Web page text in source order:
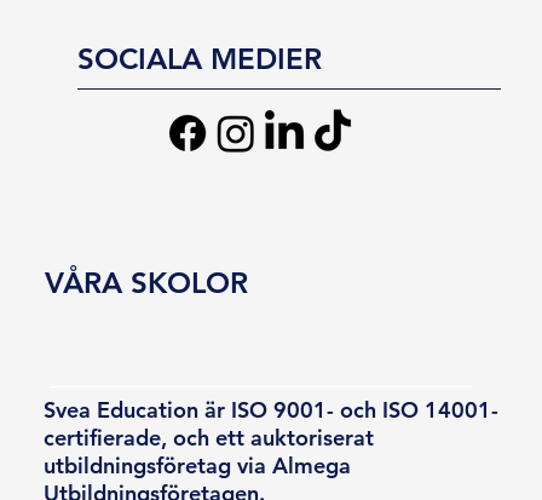
SOCIALA MEDIER
Svea Education är ISO 9001- och ISO 14001-
certifierade, och ett auktoriserat
utbildningsföretag via Almega
Utbildningsföretagen.
VÅRA SKOLOR